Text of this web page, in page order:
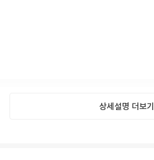
상세설명 더보기